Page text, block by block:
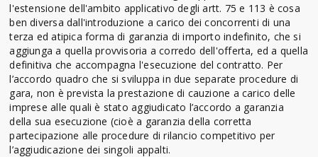
l'estensione dell'ambito applicativo degli artt. 75 e 113 è cosa
ben diversa dall'introduzione a carico dei concorrenti di una
terza ed atipica forma di garanzia di importo indefinito, che si
aggiunga a quella provvisoria a corredo dell'offerta, ed a quella
definitiva che accompagna l'esecuzione del contratto. Per
l’accordo quadro che si sviluppa in due separate procedure di
gara, non è prevista la prestazione di cauzione a carico delle
imprese alle quali è stato aggiudicato l’accordo a garanzia
della sua esecuzione (cioè a garanzia della corretta
partecipazione alle procedure di rilancio competitivo per
l’aggiudicazione dei singoli appalti.